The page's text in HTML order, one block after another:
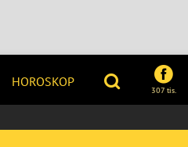
HOROSKOP
307 tis.